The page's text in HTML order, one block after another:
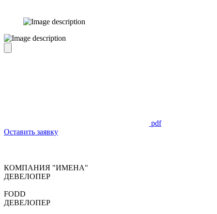
pdf
Оставить заявку
КОМПАНИЯ "ИМЕНА"
ДЕВЕЛОПЕР
FODD
ДЕВЕЛОПЕР